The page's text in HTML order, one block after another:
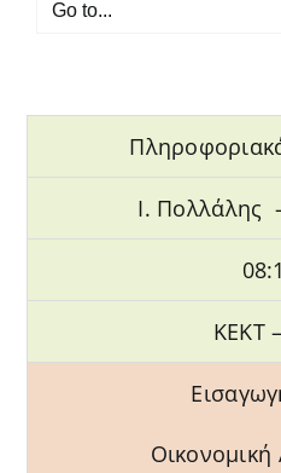
Go to...
Ι. Πολλάλης
ΚΕΚΤ